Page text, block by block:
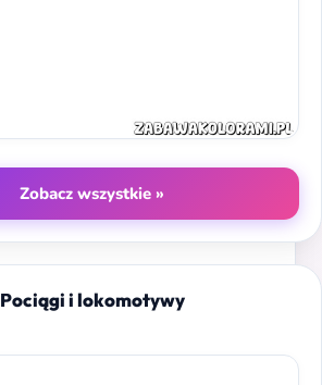
Zobacz wszystkie »
Pociągi i lokomotywy